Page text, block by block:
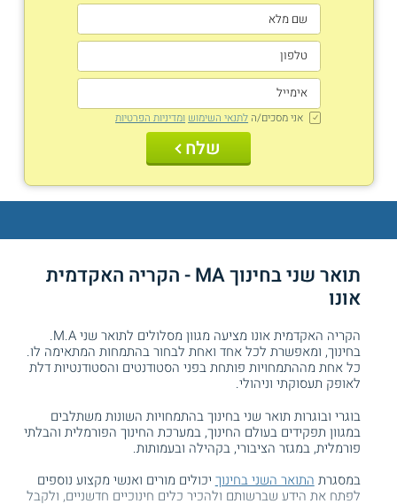
אני מסכים/ה לתנאי השימוש ומדיניות הפרטיות
שלח
תואר שני בחינוך MA - הקריה האקדמית
אונו
הקריה האקדמית אונו מציעה מגוון מסלולים לתואר שני M.A.
בחינוך, ומאפשרת לכל אחד ואחת לבחור בהתמחות המתאימה לו.
כל אחת מההתמחויות פותחת בפני הסטודנטים והסטודנטיות דלת
לאופק תעסוקתי וניהולי.
בוגרי ובוגרות תואר שני בחינוך בהתמחויות השונות משתלבים
במגוון תפקידים בעולם החינוך, במערכת החינוך הפורמלית והבלתי
פורמלית, במגזר הציבורי, בקהילה ובעמותות.
במסגרת התואר השני בחינוך יכולים מורים ואנשי מקצוע נוספים
לפתח את הידע שברשותם ולהכיר כלים חינוכיים חדשניים, ולקבל